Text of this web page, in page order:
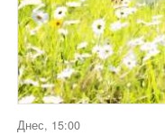
Днес, 15:00